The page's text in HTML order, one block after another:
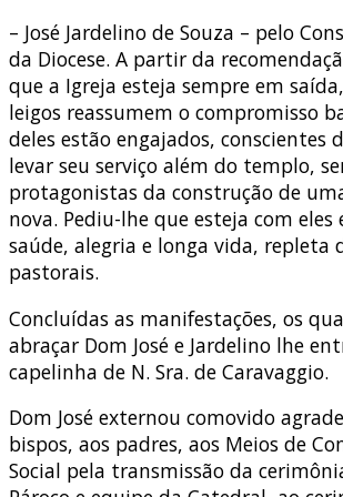
– José Jardelino de Souza – pelo
da Diocese. A partir da
que a Igreja esteja sempre em
leigos reassumem o compromisso
deles estão engajados, conscientes
levar seu serviço além do templo,
protagonistas da construção de
nova. Pediu-lhe que esteja com eles
saúde, alegria e longa vida, repleta
pastorais.
Concluídas as manifestações, os
abraçar Dom José e Jardelino lhe
capelinha de N. Sra. de Caravaggio.
Dom José externou comovido
bispos, aos padres, aos Meios de
Social pela transmissão da